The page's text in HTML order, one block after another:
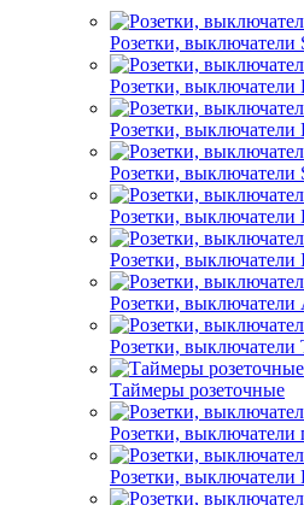
Розетки, выключатели
Розетки, выключатели
Розетки, выключатели
Розетки, выключатели
Розетки, выключатели
Розетки, выключатели
Розетки, выключатели
Розетки, выключатели
Таймеры розеточные
Розетки, выключатели
Розетки,